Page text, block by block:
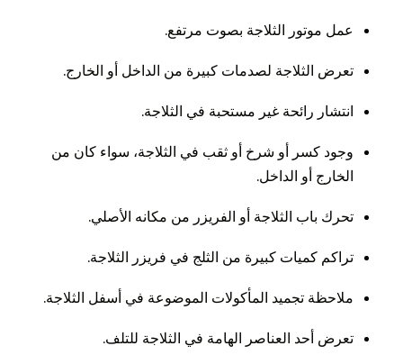
عمل موتور الثلاجة بصوت مرتفع.
تعرض الثلاجة لصدمات كبيرة من الداخل أو الخارج.
انتشار رائحة غير مستحبة في الثلاجة.
وجود كسر أو شرخ أو ثقب في الثلاجة، سواء كان من
الخارج أو الداخل.
تحرك باب الثلاجة أو الفريزر من مكانه الأصلي.
تراكم كميات كبيرة من الثلج في فريزر الثلاجة.
ملاحظة تجميد المأكولات الموضوعة في أسفل الثلاجة.
تعرض أحد العناصر الهامة في الثلاجة للتلف.